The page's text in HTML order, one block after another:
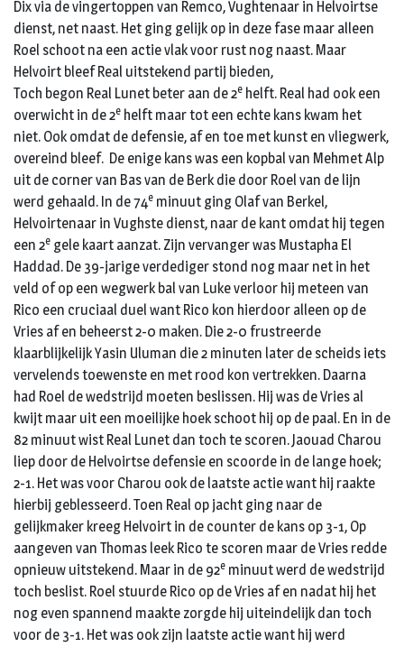
Dix via de vingertoppen van Remco, Vughtenaar in Helvoirtse
dienst, net naast. Het ging gelijk op in deze fase maar alleen
Roel schoot na een actie vlak voor rust nog naast. Maar
Helvoirt bleef Real uitstekend partij bieden,
Toch begon Real Lunet beter aan de 2e helft. Real had ook een
overwicht in de 2e helft maar tot een echte kans kwam het
niet. Ook omdat de defensie, af en toe met kunst en vliegwerk,
overeind bleef. De enige kans was een kopbal van Mehmet Alp
uit de corner van Bas van de Berk die door Roel van de lijn
werd gehaald. In de 74e minuut ging Olaf van Berkel,
Helvoirtenaar in Vughste dienst, naar de kant omdat hij tegen
een 2e gele kaart aanzat. Zijn vervanger was Mustapha El
Haddad. De 39-jarige verdediger stond nog maar net in het
veld of op een wegwerk bal van Luke verloor hij meteen van
Rico een cruciaal duel want Rico kon hierdoor alleen op de
Vries af en beheerst 2-0 maken. Die 2-0 frustreerde
klaarblijkelijk Yasin Uluman die 2 minuten later de scheids iets
vervelends toewenste en met rood kon vertrekken. Daarna
had Roel de wedstrijd moeten beslissen. Hij was de Vries al
kwijt maar uit een moeilijke hoek schoot hij op de paal. En in de
82 minuut wist Real Lunet dan toch te scoren. Jaouad Charou
liep door de Helvoirtse defensie en scoorde in de lange hoek;
2-1. Het was voor Charou ook de laatste actie want hij raakte
hierbij geblesseerd. Toen Real op jacht ging naar de
gelijkmaker kreeg Helvoirt in de counter de kans op 3-1, Op
aangeven van Thomas leek Rico te scoren maar de Vries redde
opnieuw uitstekend. Maar in de 92e minuut werd de wedstrijd
toch beslist. Roel stuurde Rico op de Vries af en nadat hij het
nog even spannend maakte zorgde hij uiteindelijk dan toch
voor de 3-1. Het was ook zijn laatste actie want hij werd